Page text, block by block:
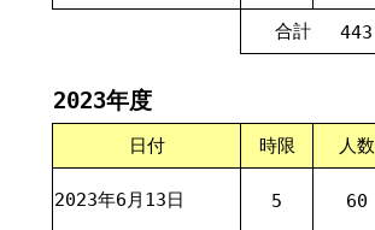
合計 443
2023年度
日付 時限 人数
2023年6月13日 5 60